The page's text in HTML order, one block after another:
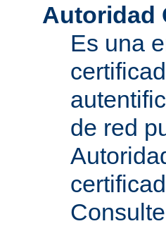
Autoridad
Es una
de red